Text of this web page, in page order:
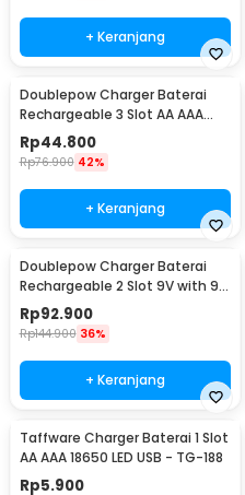
+ Keranjang
Doublepow Charger Baterai
Rechargeable 3 Slot AA AAA
with AA 3 PCS - DP-B33
Rp44.800
Rp76.900 42%
+ Keranjang
Doublepow Charger Baterai
Rechargeable 2 Slot 9V with 9V
2 PCS - DP-B09
Rp92.900
Rp144.900 36%
+ Keranjang
Taffware Charger Baterai 1 Slot
AA AAA 18650 LED USB - TG-188
Rp5.900